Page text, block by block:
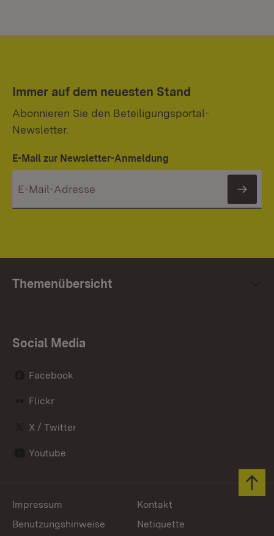
Immer auf dem neuesten Stand
Abonnieren Sie den Beteiligungsportal-
Newsletter.
E-Mail zur Newsletter-Anmeldung
Themenübersicht
Social Media
Facebook
Flickr
X / Twitter
Youtube
Impressum
Kontakt
Benutzungshinweise
Netiquette